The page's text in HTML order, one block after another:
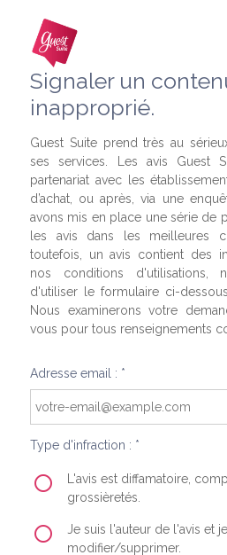
Signaler un
inapproprié.
Guest Suite prend très au
ses services. Les avis Guest
partenariat avec les
d’achat, ou après, via une
avons mis en place une série de
les avis dans les meilleures
toutefois, un avis contient des
nos conditions d'utilisations,
d'utiliser le formulaire ci-
Nous examinerons votre
vous pour tous renseignements
Adresse email : *
Type d'infraction : *
L'avis est diffamatoire,
grossièretés.
Je suis l'auteur de l'avis et
modifier/supprimer.